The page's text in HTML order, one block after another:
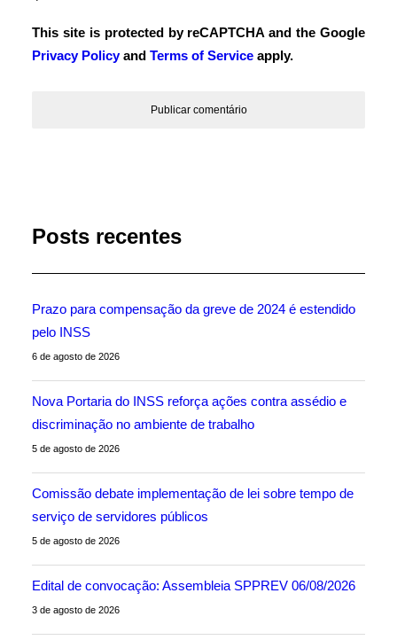
This site is protected by reCAPTCHA and the Google
Privacy Policyand Terms of Service apply.
Posts recentes
Prazo para compensação da greve de 2024 é estendido
pelo INSS
6 de agosto de 2026
Nova Portaria do INSS reforça ações contra assédio e
discriminação no ambiente de trabalho
5 de agosto de 2026
Comissão debate implementação de lei sobre tempo de
serviço de servidores públicos
5 de agosto de 2026
Edital de convocação: Assembleia SPPREV 06/08/2026
3 de agosto de 2026